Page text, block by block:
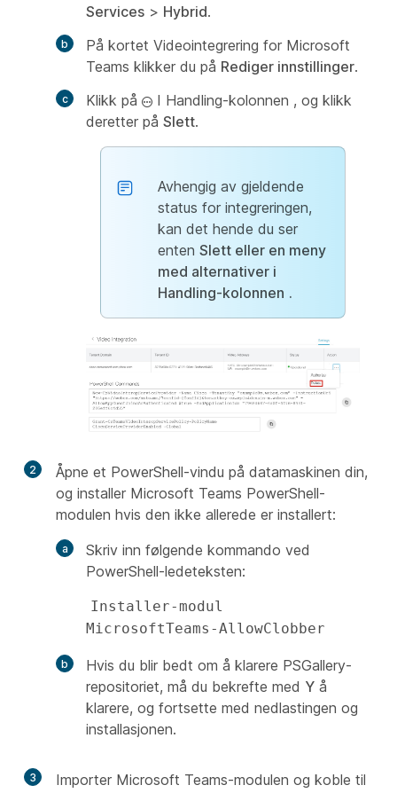
Services > Hybrid.
På kortet Videointegrering for Microsoft
Teams klikker du på Rediger innstillinger.
Klikk på
I Handling-kolonnen , og klikk
deretter på Slett.
Avhengig av gjeldende
status for integreringen,
kan det hende du ser
enten Slett eller en meny
med alternativer i
Handling-kolonnen .
2
Åpne et PowerShell-vindu på datamaskinen din,
og installer Microsoft Teams PowerShell-
modulen hvis den ikke allerede er installert:
Skriv inn følgende kommando ved
PowerShell-ledeteksten:
Installer-modul
MicrosoftTeams-AllowClobber
Hvis du blir bedt om å klarere PSGallery-
repositoriet, må du bekrefte med Y å
klarere, og fortsette med nedlastingen og
installasjonen.
3
Importer Microsoft Teams-modulen og koble til